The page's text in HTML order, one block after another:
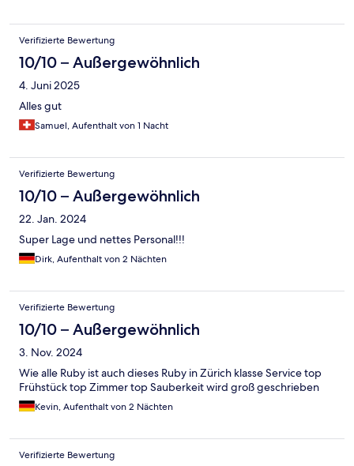
Verifizierte Bewertung
10/10 – Außergewöhnlich
4. Juni 2025
Alles gut
Samuel, Aufenthalt von 1 Nacht
Verifizierte Bewertung
10/10 – Außergewöhnlich
22. Jan. 2024
Super Lage und nettes Personal!!!
Dirk, Aufenthalt von 2 Nächten
Verifizierte Bewertung
10/10 – Außergewöhnlich
3. Nov. 2024
Wie alle Ruby ist auch dieses Ruby in Zürich klasse Service top
Frühstück top Zimmer top Sauberkeit wird groß geschrieben
Kevin, Aufenthalt von 2 Nächten
Verifizierte Bewertung